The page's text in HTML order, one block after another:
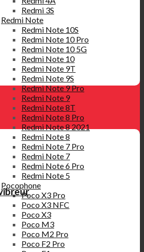
Redmi 3S
Redmi Note
Redmi Note 10S
Redmi Note 10 Pro
Redmi Note 10 5G
Redmi Note 10
Redmi Note 9T
Redmi Note 9S
Redmi Note 9 Pro
Redmi Note 9
Redmi Note 8T
Redmi Note 8 Pro
Redmi Note 8 2021
Redmi Note 8
Redmi Note 7 Pro
Redmi Note 7
Redmi Note 6 Pro
Redmi Note 5
Pocophone
Poco X3 Pro
Poco X3 NFC
Poco X3
Poco M3
Poco M2 Pro
Poco F2 Pro